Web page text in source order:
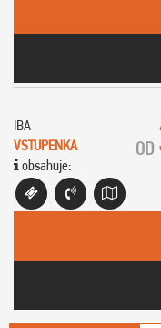
IBA
VSTUPENKA
obsahuje:
OD